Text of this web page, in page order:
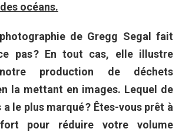
océans.
de Gregg Segal fait
pas ? En tout cas, elle illustre
production de déchets
la mettant en images. Lequel de
le plus marqué ? Êtes-vous prêt à
pour réduire votre volume